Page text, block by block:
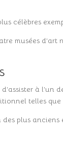
célèbres
musées
à l’un
telles
plus